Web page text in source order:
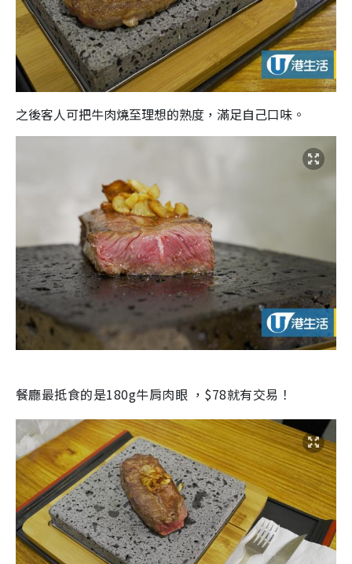
之後客人可把牛肉燒至理想的熟度，滿足自己口味。
餐廳最抵食的是180g牛肩肉眼 ，$78就有交易！